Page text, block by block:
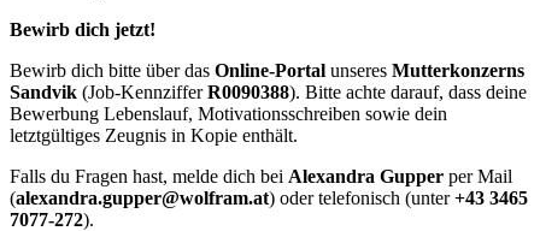
Bewirb dich jetzt!
Bewirb dich bitte über das Online-Portal unseres Mutterkonzerns
Sandvik (Job-KennzifferR0090388). Bitte achte darauf, dass deine
Bewerbung Lebenslauf, Motivationsschreiben sowie dein
letztgültiges Zeugnis in Kopie enthält.
Falls du Fragen hast, melde dich bei Alexandra Gupper per Mail
(alexandra.gupper@wolfram.at) oder telefonisch (unter+43 3465
7077-272).